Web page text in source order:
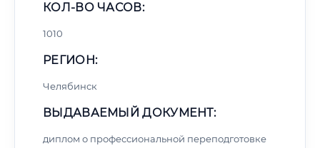
КОЛ-ВО ЧАСОВ:
1010
РЕГИОН:
Челябинск
ВЫДАВАЕМЫЙ ДОКУМЕНТ:
диплом о профессиональной переподготовке